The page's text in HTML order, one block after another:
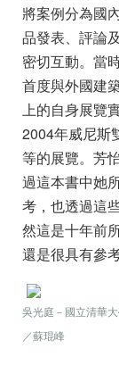
將案例分為國
品發表、評論
密切互動。當
首度與外國建
上的自身展覽
2004年威尼斯
等的展覽。芳
過這本書中她
考，也透過這
然這是十年前
還是很具有參
吳光庭－國立清華
／蘇琨峰